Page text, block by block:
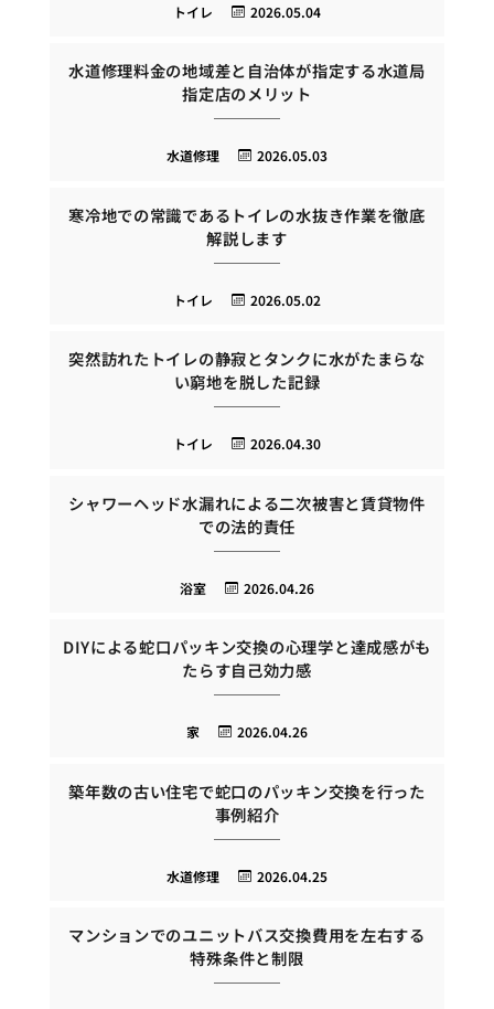
2026.05.04
トイレ
水道修理料金の地域差と自治体が指定する水道局
指定店のメリット
2026.05.03
水道修理
寒冷地での常識であるトイレの水抜き作業を徹底
解説します
2026.05.02
トイレ
突然訪れたトイレの静寂とタンクに水がたまらな
い窮地を脱した記録
2026.04.30
トイレ
シャワーヘッド水漏れによる二次被害と賃貸物件
での法的責任
2026.04.26
浴室
DIYによる蛇口パッキン交換の心理学と達成感がも
たらす自己効力感
2026.04.26
家
築年数の古い住宅で蛇口のパッキン交換を行った
事例紹介
2026.04.25
水道修理
マンションでのユニットバス交換費用を左右する
特殊条件と制限